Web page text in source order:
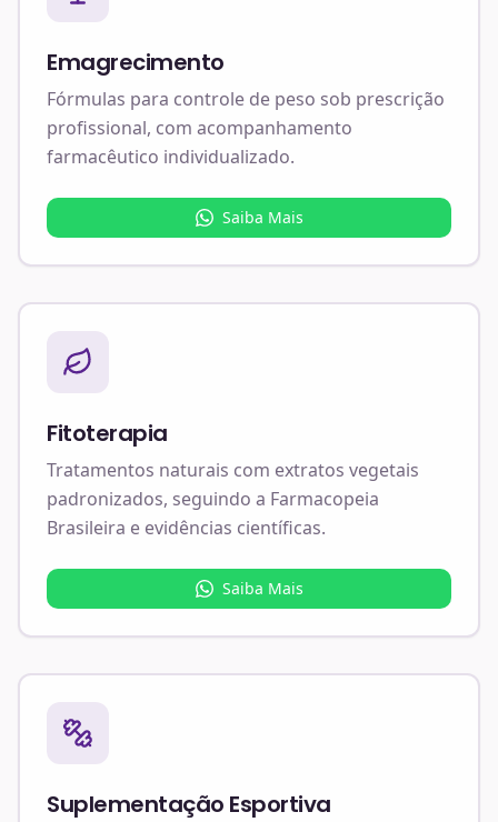
Emagrecimento
Fórmulas para controle de peso sob prescrição
profissional, com acompanhamento
farmacêutico individualizado.
Saiba Mais
Fitoterapia
Tratamentos naturais com extratos vegetais
padronizados, seguindo a Farmacopeia
Brasileira e evidências científicas.
Saiba Mais
Suplementação Esportiva